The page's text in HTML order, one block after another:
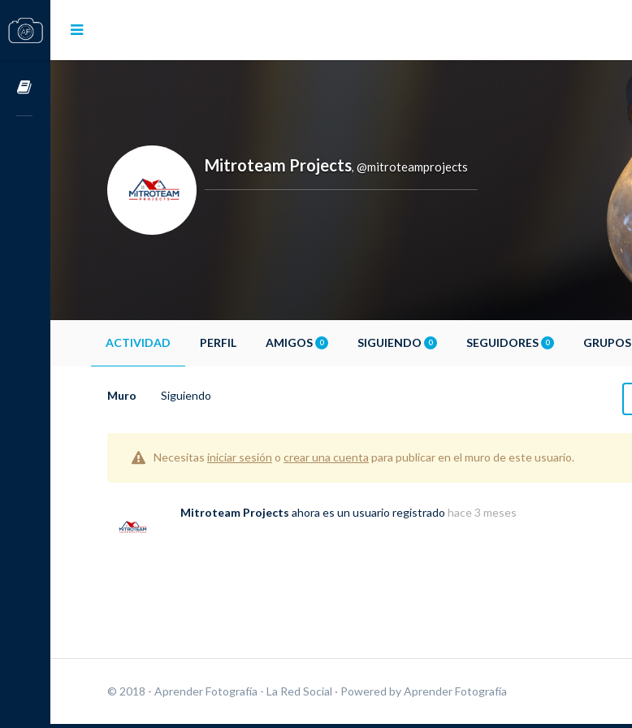
Mitroteam Projects, @mitroteamprojects
ACTIVIDAD PERFIL AMIGOS 0 SIGUIENDO 0 SEGUIDORES 0 GRUPOS
Muro Siguiendo
Necesitas iniciar sesión o crear una cuenta para publicar en el muro de este usuario.
Mitroteam Projects ahora es un usuario registrado hace 3 meses
© 2018 - Aprender Fotografía - La Red Social · Powered byAprender Fotografía